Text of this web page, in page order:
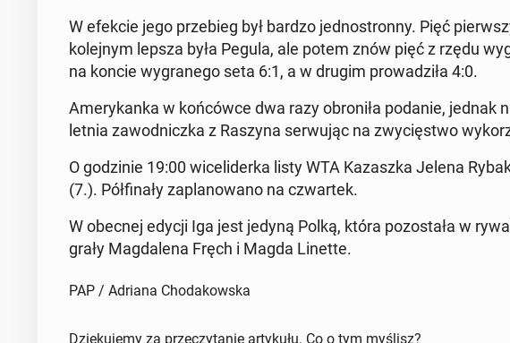
W efekcie jego prze­bieg był bardzo jed­nos­tron­ny. Pięć
kole­jnym lepsza była Pegula, ale potem znów pięć z rzędu
na koncie wygranego seta 6:1, a w drugim prowadz­iła 4:0.
Amerykan­ka w końców­ce dwa razy obroniła podanie, jednak
letnia za­wod­nicz­ka z Raszyna ser­wu­jąc na zwycięst­wo
O godzinie 19:00 wicelid­er­ka listy WTA Kaza­sz­ka Jelena
(7.). Pół­fi­nały za­planowano na czwartek.
W obecnej edycji Iga jest jedyną Polką, która po­została w
grały Mag­dale­na Fręch i Magda Linette.
PAP / Adriana Chodakowska
Dziękujemy za przeczytanie artykułu. Co o tym myślisz?